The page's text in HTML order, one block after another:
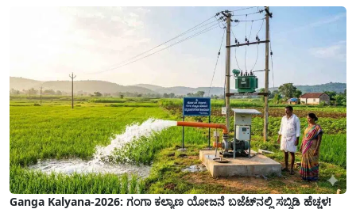
Ganga Kalyana-2026: ಗಂಗಾ ಕಲ್ಯಾಣ ಯೋಜನೆ ಬಜೆಟ್‌ನಲ್ಲಿ ಸಬ್ಸಿಡಿ ಹೆಚ್ಚಳ!